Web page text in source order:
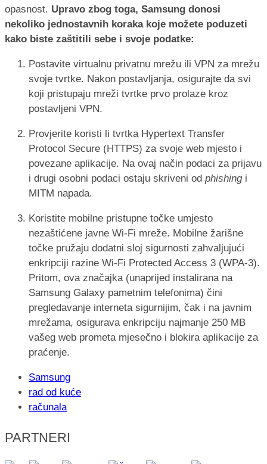
opasnost. Upravo zbog toga, Samsung donosi
nekoliko jednostavnih koraka koje možete poduzeti
kako biste zaštitili sebe i svoje podatke:
Postavite virtualnu privatnu mrežu ili VPN za mrežu
svoje tvrtke. Nakon postavljanja, osigurajte da svi
koji pristupaju mreži tvrtke prvo prolaze kroz
postavljeni VPN.
Provjerite koristi li tvrtka Hypertext Transfer
Protocol Secure (HTTPS) za svoje web mjesto i
povezane aplikacije. Na ovaj način podaci za prijavu
i drugi osobni podaci ostaju skriveni od phishingi
MITM napada.
Koristite mobilne pristupne točke umjesto
nezaštićene javne Wi-Fi mreže. Mobilne žarišne
točke pružaju dodatni sloj sigurnosti zahvaljujući
enkripciji razine Wi-Fi Protected Access 3 (WPA-3).
Pritom, ova značajka (unaprijed instalirana na
Samsung Galaxy pametnim telefonima) čini
pregledavanje interneta sigurnijim, čak i na javnim
mrežama, osigurava enkripciju najmanje 250 MB
vašeg web prometa mjesečno i blokira aplikacije za
praćenje.
Samsung
rad od kuće
računala
PARTNERI